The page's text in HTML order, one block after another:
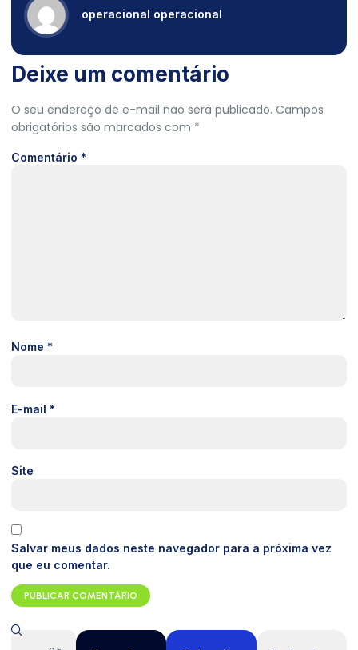
operacional operacional
Deixe um comentário
O seu endereço de e-mail não será publicado. Campos
obrigatórios são marcados com *
Comentário *
Nome *
E-mail *
Site
Salvar meus dados neste navegador para a próxima vez
que eu comentar.